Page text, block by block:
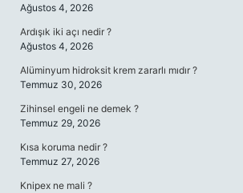
Ağustos 4, 2026
Ardışık iki açı nedir ?
Ağustos 4, 2026
Alüminyum hidroksit krem zararlı mıdır ?
Temmuz 30, 2026
Zihinsel engeli ne demek ?
Temmuz 29, 2026
Kısa koruma nedir ?
Temmuz 27, 2026
Knipex ne mali ?